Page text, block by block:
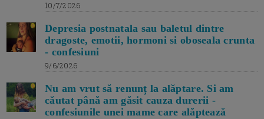
10/7/2026
Depresia postnatala sau baletul dintre
dragoste, emotii, hormoni si oboseala crunta
- confesiuni
9/6/2026
Nu am vrut să renunț la alăptare. Si am
căutat până am găsit cauza durerii -
confesiunile unei mame care alăptează